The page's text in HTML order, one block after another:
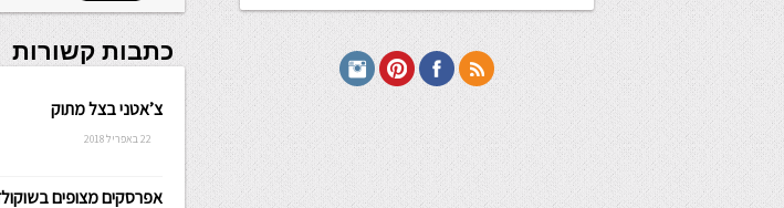
כתבות קשורות
צ’אטני בצל מתוק
22 באפריל 2018
אפרסקים מצופים